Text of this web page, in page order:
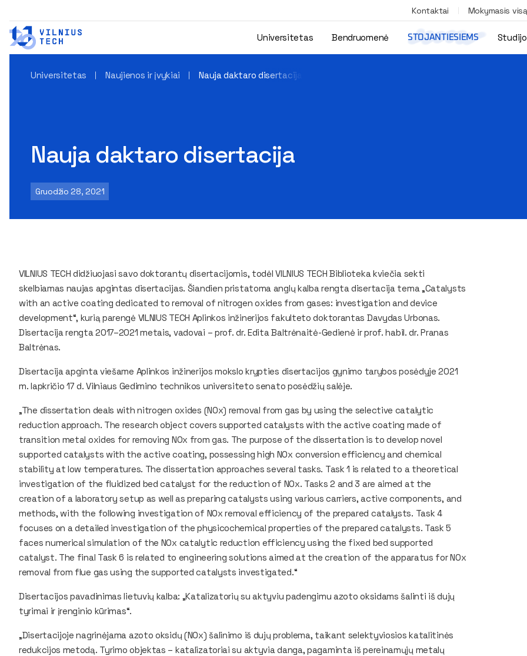
Kontaktai Mokymasis
Universitetas Bendruomenė STOJANTIESIEMS
Universitetas Naujienos ir įvykiai Nauja daktaro disertacija
Nauja daktaro disertacija
Gruodžio 28, 2021
VILNIUS TECH didžiuojasi savo doktorantų disertacijomis, todėl VILNIUS TECH Biblioteka kviečia sekti
skelbiamas naujas apgintas disertacijas. Šiandien pristatoma anglų kalba rengta disertacija tema „Catalysts
with an active coating dedicated to removal of nitrogen oxides from gases: investigation and device
development“, kurią parengė VILNIUS TECH Aplinkos inžinerijos fakulteto doktorantas Davydas Urbonas.
Disertacija rengta 2017–2021 metais, vadovai – prof. dr. Edita Baltrėnaitė-Gedienė ir prof. habil. dr. Pranas
Baltrėnas.
Disertacija apginta viešame Aplinkos inžinerijos mokslo krypties disertacijos gynimo tarybos posėdyje 2021
m. lapkričio 17 d. Vilniaus Gedimino technikos universiteto senato posėdžių salėje.
„The dissertation deals with nitrogen oxides (NOx) removal from gas by using the selective catalytic
reduction approach. The research object covers supported catalysts with the active coating made of
transition metal oxides for removing NOx from gas. The purpose of the dissertation is to develop novel
supported catalysts with the active coating, possessing high NOx conversion efficiency and chemical
stability at low temperatures. The dissertation approaches several tasks. Task 1 is related to a theoretical
investigation of the fluidized bed catalyst for the reduction of NOx. Tasks 2 and 3 are aimed at the
creation of a laboratory setup as well as preparing catalysts using various carriers, active components, and
methods, with the following investigation of NOx removal efficiency of the prepared catalysts. Task 4
focuses on a detailed investigation of the physicochemical properties of the prepared catalysts. Task 5
faces numerical simulation of the NOx catalytic reduction efficiency using the fixed bed supported
catalyst. The final Task 6 is related to engineering solutions aimed at the creation of the apparatus for NOx
removal from flue gas using the supported catalysts investigated.“
Disertacijos pavadinimas lietuvių kalba: „Katalizatorių su aktyviu padengimu azoto oksidams šalinti iš dujų
tyrimai ir įrenginio kūrimas“.
„Disertacijoje nagrinėjama azoto oksidų (NOx) šalinimo iš dujų problema, taikant selektyviosios katalitinės
redukcijos metodą. Tyrimo objektas – katalizatoriai su aktyvia danga, pagaminta iš pereinamųjų metalų